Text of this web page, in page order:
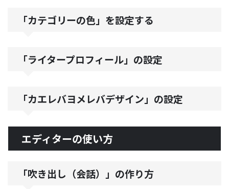
「カテゴリーの色」を設定する
「ライタープロフィール」の設定
「カエレバヨメレバデザイン」の設定
エディターの使い方
「吹き出し（会話）」の作り方